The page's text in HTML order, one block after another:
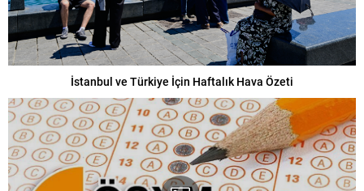
İstanbul ve Türkiye İçin Haftalık Hava Özeti